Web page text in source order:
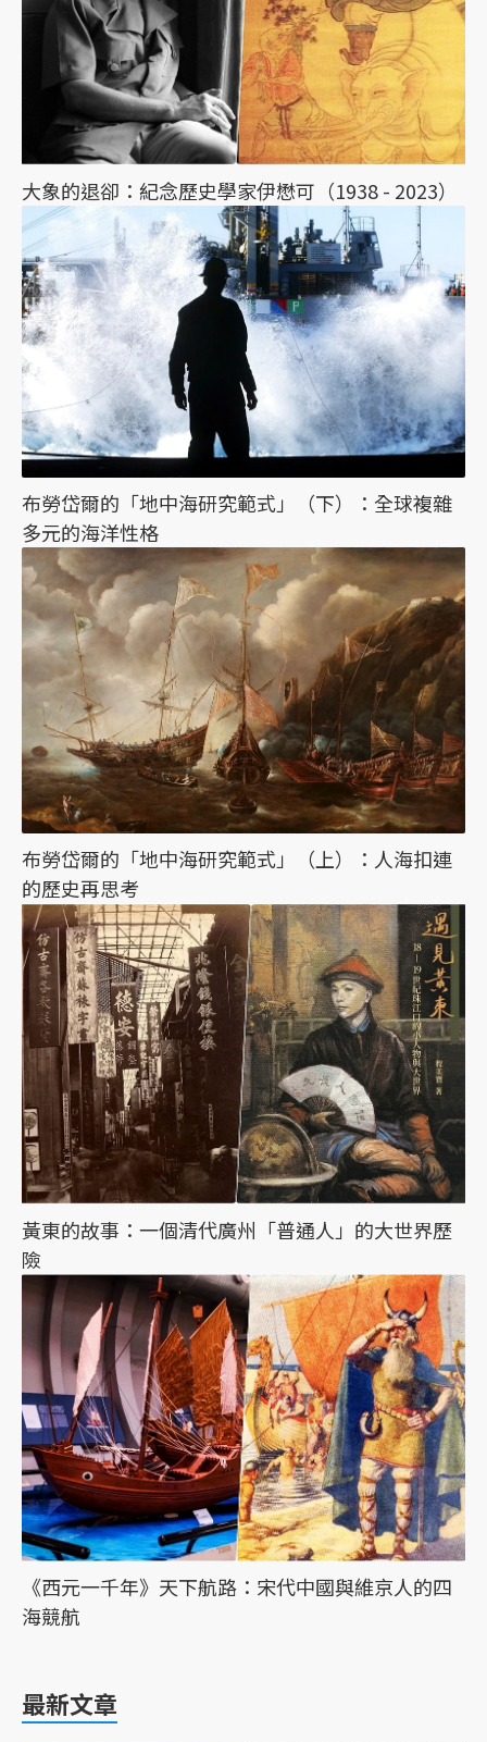
大象的退卻：紀念歷史學家伊懋可（1938 - 2023）
布勞岱爾的「地中海研究範式」（下）：全球複雜
多元的海洋性格
布勞岱爾的「地中海研究範式」（上）：人海扣連
的歷史再思考
黃東的故事：一個清代廣州「普通人」的大世界歷
險
《西元一千年》天下航路：宋代中國與維京人的四
海競航
最新文章